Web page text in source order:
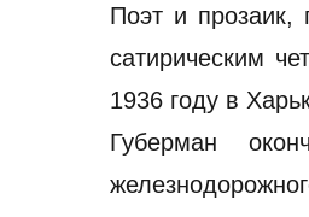
Поэт и прозаик,
сатирическим
1936 году в
Губерман